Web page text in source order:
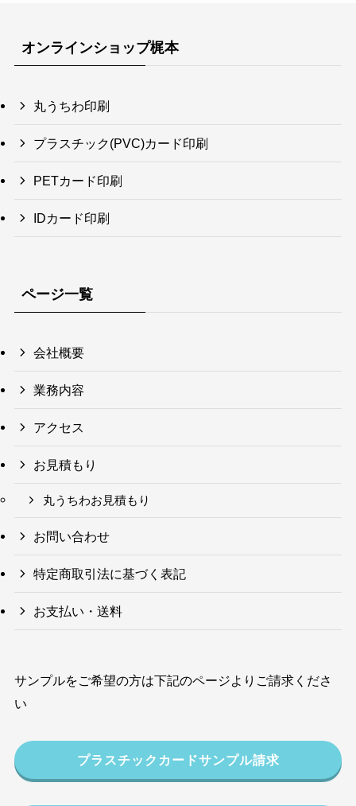
オンラインショップ梶本
丸うちわ印刷
プラスチック(PVC)カード印刷
PETカード印刷
IDカード印刷
ページ一覧
会社概要
業務内容
アクセス
お見積もり
丸うちわお見積もり
お問い合わせ
特定商取引法に基づく表記
お支払い・送料
サンプルをご希望の方は下記のページよりご請求くださ
い
プラスチックカードサンプル請求